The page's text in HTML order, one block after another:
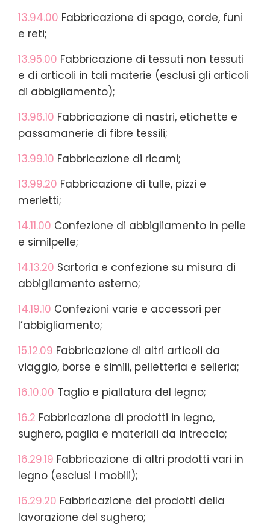
13.94.00 Fabbricazione di spago, corde, funi
e reti;
13.95.00 Fabbricazione di tessuti non tessuti
e di articoli in tali materie (esclusi gli articoli
di abbigliamento);
13.96.10 Fabbricazione di nastri, etichette e
passamanerie di fibre tessili;
13.99.10 Fabbricazione di ricami;
13.99.20 Fabbricazione di tulle, pizzi e
merletti;
14.11.00 Confezione di abbigliamento in pelle
e similpelle;
14.13.20 Sartoria e confezione su misura di
abbigliamento esterno;
14.19.10 Confezioni varie e accessori per
l’abbigliamento;
15.12.09 Fabbricazione di altri articoli da
viaggio, borse e simili, pelletteria e selleria;
16.10.00 Taglio e piallatura del legno;
16.2 Fabbricazione di prodotti in legno,
sughero, paglia e materiali da intreccio;
16.29.19 Fabbricazione di altri prodotti vari in
legno (esclusi i mobili);
16.29.20 Fabbricazione dei prodotti della
lavorazione del sughero;